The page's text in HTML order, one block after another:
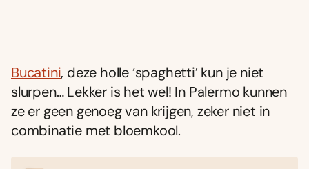
Bucatini, deze holle ‘spaghetti’ kun je niet
slurpen… Lekker is het wel! In Palermo kunnen
ze er geen genoeg van krijgen, zeker niet in
combinatie met bloemkool.